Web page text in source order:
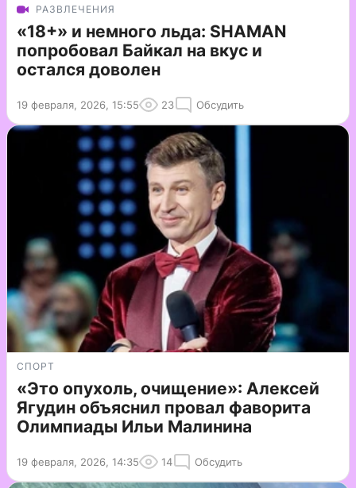
РАЗВЛЕЧЕНИЯ
«18+» и немного льда: SHAMAN
попробовал Байкал на вкус и
остался доволен
19 февраля, 2026, 15:55 23 Обсудить
СПОРТ
«Это опухоль, очищение»: Алексей
Ягудин объяснил провал фаворита
Олимпиады Ильи Малинина
19 февраля, 2026, 14:35 14 Обсудить